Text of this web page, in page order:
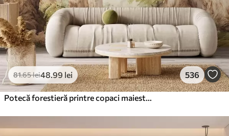
81.65lei48 .99 lei 536